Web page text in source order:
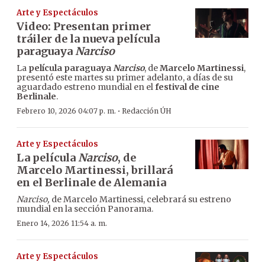
Arte y Espectáculos
Video: Presentan primer
tráiler de la nueva película
paraguayaNarciso
La película paraguayaNarciso, deMarcelo Martinessi,
presentó este martes su primer adelanto, a días de su
aguardado estreno mundial en elfestival de cine
Berlinale.
Febrero 10, 2026 04:07 p. m. · Redacción ÚH
Arte y Espectáculos
La películaNarciso, de
Marcelo Martinessi, brillará
en el Berlinale de Alemania
Narciso, de Marcelo Martinessi, celebrará su estreno
mundial en la sección Panorama.
Enero 14, 2026 11:54 a. m.
Arte y Espectáculos